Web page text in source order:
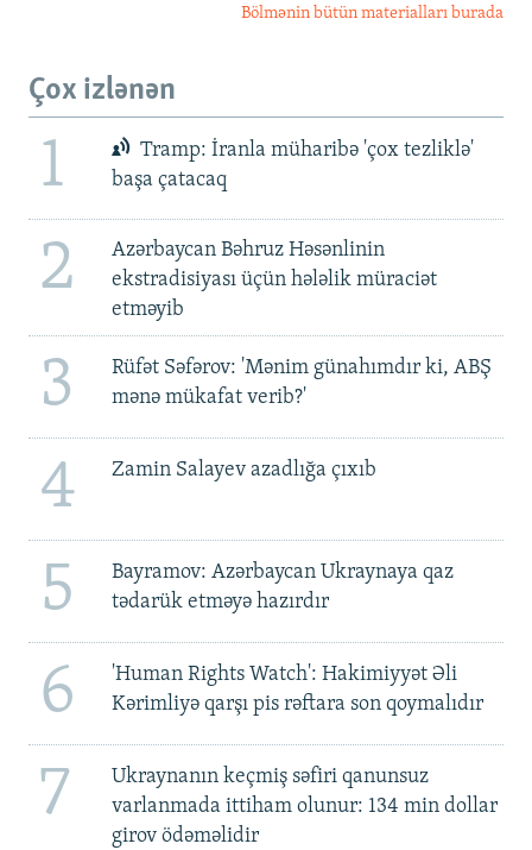
Bölmənin bütün materialları burada
Çox izlənən
1
Tramp: İranla müharibə 'çox tezliklə'
başa çatacaq
2
Azərbaycan Bəhruz Həsənlinin
ekstradisiyası üçün hələlik müraciət
etməyib
3
Rüfət Səfərov: 'Mənim günahımdır ki, ABŞ
mənə mükafat verib?'
4 Zamin Salayev azadlığa çıxıb
5
Bayramov: Azərbaycan Ukraynaya qaz
tədarük etməyə hazırdır
6
'Human Rights Watch': Hakimiyyət Əli
Kərimliyə qarşı pis rəftara son qoymalıdır
7
Ukraynanın keçmiş səfiri qanunsuz
varlanmada ittiham olunur: 134 min dollar
girov ödəməlidir